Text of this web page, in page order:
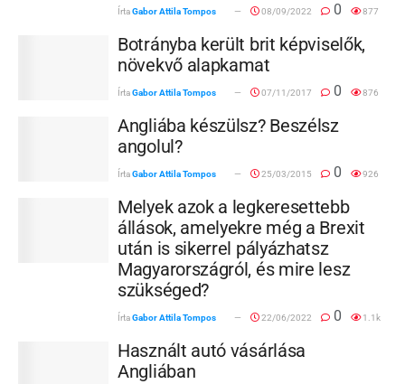
ÍrtaGabor Attila Tompos 08/09/2022 0 877
Botrányba került brit képviselők,
növekvő alapkamat
ÍrtaGabor Attila Tompos 07/11/2017 0 876
Angliába készülsz? Beszélsz
angolul?
ÍrtaGabor Attila Tompos 25/03/2015 0 926
Melyek azok a legkeresettebb
állások, amelyekre még a Brexit
után is sikerrel pályázhatsz
Magyarországról, és mire lesz
szükséged?
ÍrtaGabor Attila Tompos 22/06/2022 0 1.1k
Használt autó vásárlása
Angliában